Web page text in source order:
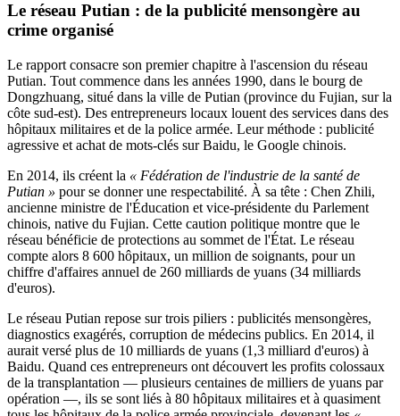
Le réseau Putian : de la publicité mensongère au
crime organisé
Le rapport consacre son premier chapitre à l'ascension du réseau
Putian. Tout commence dans les années 1990, dans le bourg de
Dongzhuang, situé dans la ville de Putian (province du Fujian, sur la
côte sud-est). Des entrepreneurs locaux louent des services dans des
hôpitaux militaires et de la police armée. Leur méthode : publicité
agressive et achat de mots-clés sur Baidu, le Google chinois.
En 2014, ils créent la « Fédération de l'industrie de la santé de
Putian » pour se donner une respectabilité. À sa tête : Chen Zhili,
ancienne ministre de l'Éducation et vice-présidente du Parlement
chinois, native du Fujian. Cette caution politique montre que le
réseau bénéficie de protections au sommet de l'État. Le réseau
compte alors 8 600 hôpitaux, un million de soignants, pour un
chiffre d'affaires annuel de 260 milliards de yuans (34 milliards
d'euros).
Le réseau Putian repose sur trois piliers : publicités mensongères,
diagnostics exagérés, corruption de médecins publics. En 2014, il
aurait versé plus de 10 milliards de yuans (1,3 milliard d'euros) à
Baidu. Quand ces entrepreneurs ont découvert les profits colossaux
de la transplantation — plusieurs centaines de milliers de yuans par
opération —, ils se sont liés à 80 hôpitaux militaires et à quasiment